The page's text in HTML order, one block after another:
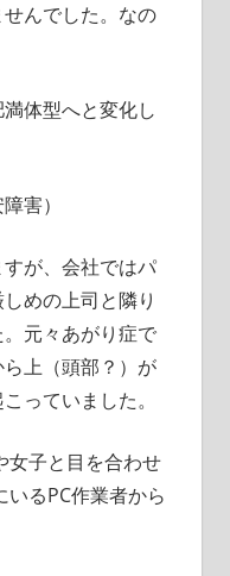
んでした。なの
体型へと変化し
害）
が、会社ではパ
めの上司と隣り
元々あがり症で
上（頭部？）が
っていました。
女子と目を合わせ
いるPC作業者から